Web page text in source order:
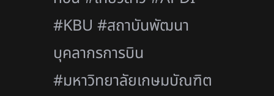
#KBU #สถาบันพัฒนา
บุคลากรการบิน
#มหาวิทยาลัยเกษมบัณฑิต